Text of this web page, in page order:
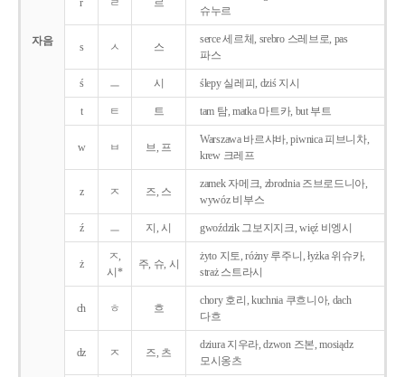
자음
r ㄹ 르
슈누르
s ㅅ 스
serce 세르체, srebro 스레브로, pas
파스
ś ㅡ 시 ślepy 실레피, dziś 지시
t ㅌ 트 tam 탐, matka 마트카, but 부트
w ㅂ 브, 프
Warszawa 바르샤바, piwnica 피브니차,
krew 크레프
z ㅈ 즈, 스
zamek 자메크, zbrodnia 즈브로드니아,
wywóz 비부스
ź ㅡ 지, 시 gwoździk 그보지지크, więź 비엥시
ż
ㅈ,
시*
주, 슈, 시
żyto 지토, różny 루주니, łyżka 위슈카,
straż 스트라시
ch ㅎ 흐
chory 호리, kuchnia 쿠흐니아, dach
다흐
dz ㅈ 즈, 츠
dziura 지우라, dzwon 즈본, mosiądz
모시옹츠